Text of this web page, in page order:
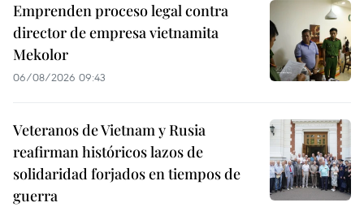
Emprenden proceso legal contra
director de empresa vietnamita
Mekolor
06/08/2026 09:43
Veteranos de Vietnam y Rusia
reafirman históricos lazos de
solidaridad forjados en tiempos de
guerra